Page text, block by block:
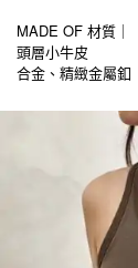
MADE OF 材質｜
頭層小牛皮
合金、精緻金屬釦